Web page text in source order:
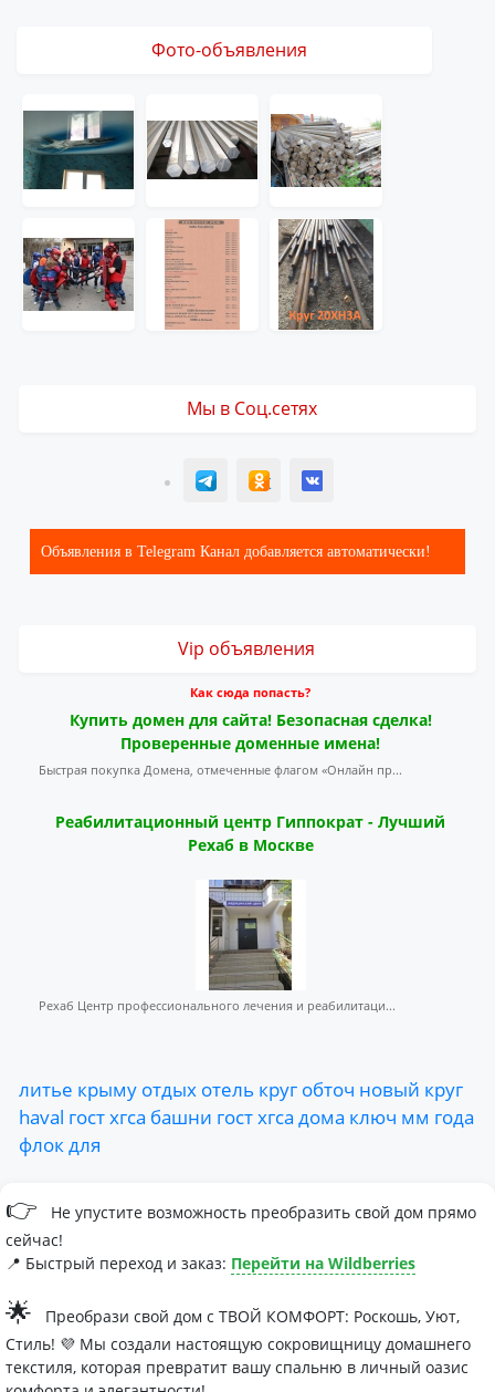
Фото-объявления
Мы в Соц.сетях
T ОК ВК
Объявления в Telegram Канал добавляется автоматически!
Vip объявления
Как сюда попасть?
Купить домен для сайта! Безопасная сделка!
Проверенные доменные имена!
Быстрая покупка Домена, отмеченные флагом «Онлайн пр...
Реабилитационный центр Гиппократ - Лучший
Рехаб в Москве
Рехаб Центр профессионального лечения и реабилитаци...
литье крыму отдых отель круг обточ новый круг
haval гостхгса башни гостхгса дома ключ мм года
флокдля
👉
Не упустите возможность преобразить свой дом прямо
сейчас!
📍 Быстрый переход и заказ: Перейти на Wildberries
🌟
Преобрази свой дом с ТВОЙ КОМФОРТ: Роскошь, Уют,
Стиль! 💜 Мы создали настоящую сокровищницу домашнего
текстиля, которая превратит вашу спальню в личный оазис